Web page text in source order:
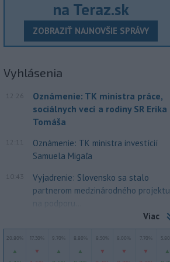
na Teraz.sk
ZOBRAZIŤ NAJNOVŠIE SPRÁVY
Vyhlásenia
12:26
Oznámenie: TK ministra práce,
sociálnych vecí a rodiny SR Erika
Tomáša
12:11
Oznámenie: TK ministra investícií
Samuela Migaľa
10:43
Vyjadrenie: Slovensko sa stalo
partnerom medzinárodného projektu
na podporu...
Viac